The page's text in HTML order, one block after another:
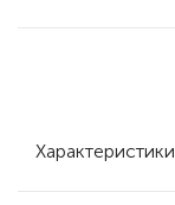
Характеристики